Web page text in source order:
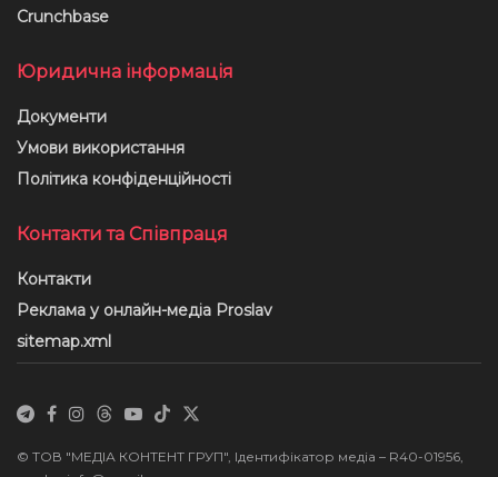
Crunchbase
Юридична інформація
Документи
Умови використання
Політика конфіденційності
Контакти та Співпраця
Контакти
Реклама у онлайн-медіа Proslav
sitemap.xml
© ТОВ "МЕДІА КОНТЕНТ ГРУП", Ідентифікатор медіа – R40-01956,